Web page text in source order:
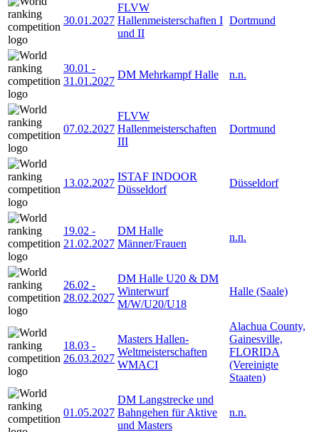
30.01.2027
FLVW
Hallenmeisterschaften I
und II
Dortmund
30.01 -
31.01.2027
DM Mehrkampf Halle n.n.
07.02.2027
FLVW
Hallenmeisterschaften
III
Dortmund
13.02.2027
ISTAF INDOOR
Düsseldorf
Düsseldorf
19.02 -
21.02.2027
DM Halle
Männer/Frauen
n.n.
26.02 -
28.02.2027
DM Halle U20 & DM
Winterwurf
M/W/U20/U18
Halle (Saale)
18.03 -
26.03.2027
Masters Hallen-
Weltmeisterschaften
WMACI
Alachua County,
Gainesville,
FLORIDA
(Vereinigte
Staaten)
01.05.2027
DM Langstrecke und
Bahngehen für Aktive
und Masters
n.n.